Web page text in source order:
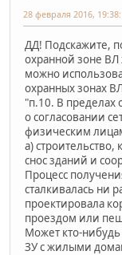
28 февраля 2016,
ДД! Подскажите,
охранной зоне ВЛ
можно
охранных зонах
"п.10. В пределах
о согласовании
физическим
а)
снос зданий и
Процесс
сталкивалась ни
проектировала
проездом или
Может кто-нибудь
ЗУ с жилыми